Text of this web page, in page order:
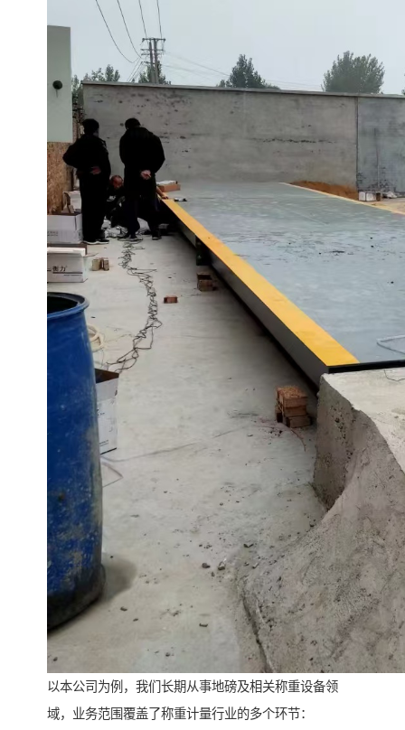
以本公司为例，我们长期从事地磅及相关称重设备领
域，业务范围覆盖了称重计量行业的多个环节：